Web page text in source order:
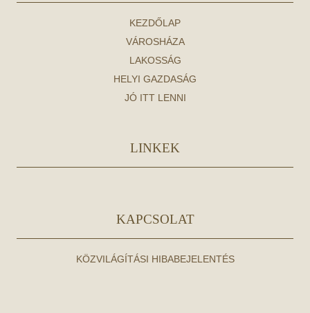
KEZDŐLAP
VÁROSHÁZA
LAKOSSÁG
HELYI GAZDASÁG
JÓ ITT LENNI
LINKEK
KAPCSOLAT
KÖZVILÁGÍTÁSI HIBABEJELENTÉS